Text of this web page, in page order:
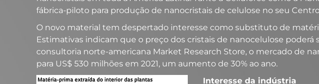
fábrica-piloto para produção de nanocristais de celulose no seu
O novo material tem despertado interesse como substituto de
Estimativas indicam que o preço dos cristais de nanocelulose
consultoria norte-americana Market Research Store, o mercado de
para US$ 530 milhões em 2021, um aumento de 30% ao ano.
Interesse da indústria